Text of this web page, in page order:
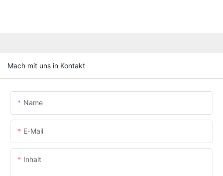
Mach mit uns in Kontakt
Name
E-Mail
Inhalt